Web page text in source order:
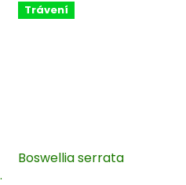
Trávení
Boswellia serrata